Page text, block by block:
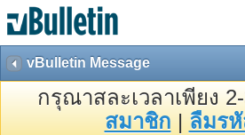
vBulletin Message
กรุณาสละเวลาเพียง
สมาชิก | ลืมร